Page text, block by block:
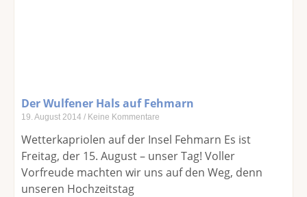
Der Wulfener Hals auf Fehmarn
19. August 2014 Keine Kommentare
Wetterkapriolen auf der Insel Fehmarn Es ist
Freitag, der 15. August – unser Tag! Voller
Vorfreude machten wir uns auf den Weg, denn
unseren Hochzeitstag